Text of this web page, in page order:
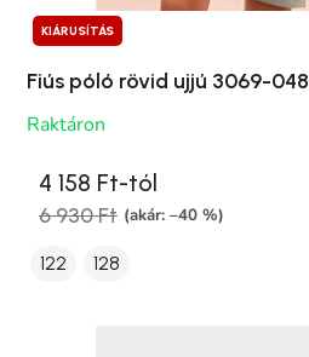
KIÁRUSÍTÁS
Fiús póló rövid ujjú 3069-048
Raktáron
4 158 Ft-tól
6 930 Ft (akár: –40 %)
122 128